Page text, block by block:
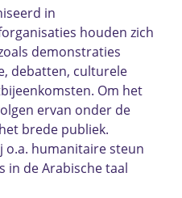
in
houden zich
demonstraties
debatten, culturele
Om het
ervan onder de
brede publiek.
o.a. humanitaire steun
in de Arabische taal